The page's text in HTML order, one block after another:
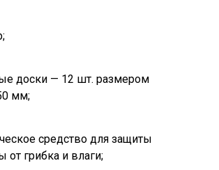
доски — 12 шт. размером
мм;
средство для защиты
от грибка и влаги;